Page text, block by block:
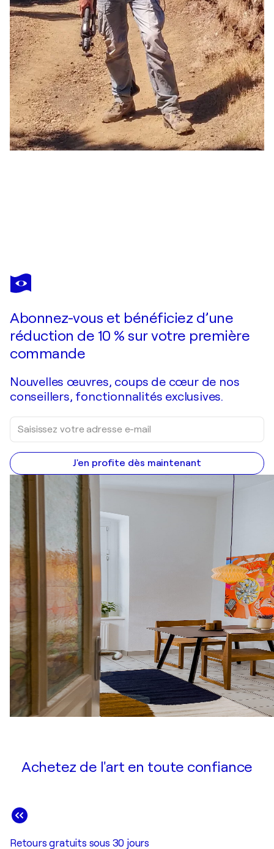
JEAN-LUC BOHIN
ANTENNES DE CONNECTION
Abonnez-vous et bénéficiez d’une
réduction de 10 % sur votre première
commande
Nouvelles œuvres, coups de cœur de nos
conseillers, fonctionnalités exclusives.
J'en profite dès maintenant
Achetez de l'art en toute confiance
Retours gratuits sous 30 jours